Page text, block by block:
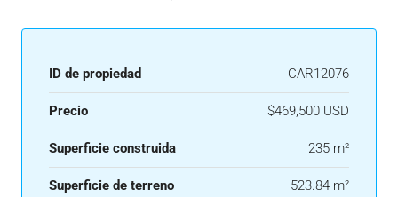
ID de propiedad CAR12076
Precio $469,500 USD
Superficie construida 235 m²
Superficie de terreno 523.84 m²